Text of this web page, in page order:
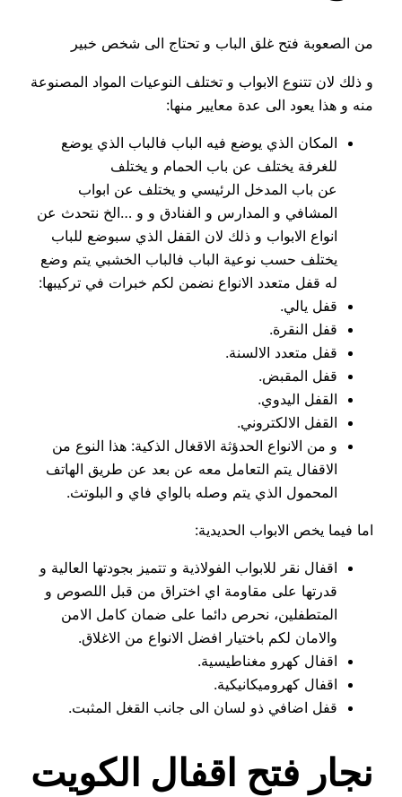
من الصعوبة فتح غلق الباب و تحتاج الى شخص خبير
و ذلك لان تتنوع الابواب و تختلف النوعيات المواد المصنوعة
منه و هذا يعود الى عدة معايير منها:
المكان الذي يوضع فيه الباب فالباب الذي يوضع
للغرفة يختلف عن باب الحمام و يختلف
عن باب المدخل الرئيسي و يختلف عن ابواب
المشافي و المدارس و الفنادق و و …الخ نتحدث عن
انواع الابواب و ذلك لان القفل الذي سبوضع للباب
يختلف حسب نوعية الباب فالباب الخشبي يتم وضع
له قفل متعدد الانواع نضمن لكم خبرات في تركيبها:
قفل يالي.
قفل النقرة.
قفل متعدد الالسنة.
قفل المقبض.
القفل اليدوي.
القفل الالكتروني.
و من الانواع الحدؤثة الاقغال الذكية: هذا النوع من
الاقفال يتم التعامل معه عن بعد عن طريق الهاتف
المحمول الذي يتم وصله بالواي فاي و البلوتث.
اما فيما يخص الابواب الحديدية:
اقفال نقر للابواب الفولاذية و تتميز بجودتها العالية و
قدرتها على مقاومة اي اختراق من قبل اللصوص و
المتطفلين، نحرص دائما على ضمان كامل الامن
والامان لكم باختيار افضل الانواع من الاغلاق.
اقفال كهرو مغناطيسية.
اقفال كهروميكانيكية.
قفل اضافي ذو لسان الى جانب القغل المثبت.
نجار فتح اقفال الكويت